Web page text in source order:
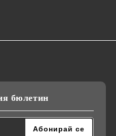
бюлетин